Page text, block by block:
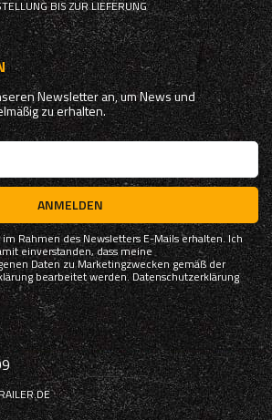
BIS ZUR LIEFERUNG
Newsletter an, um News und
zu erhalten.
ANMELDEN
Rahmen des Newsletters E-Mails erhalten. Ich
einverstanden, dass meine
Daten zu Marketingzwecken gemäß der
bearbeitet werden.Datenschutzerklärung